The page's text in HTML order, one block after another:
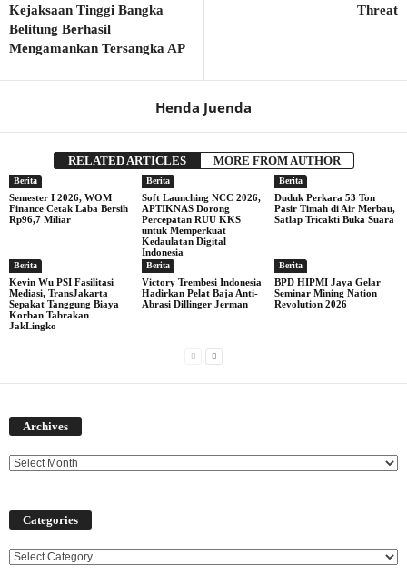
Kejaksaan Tinggi Bangka
Belitung Berhasil
Mengamankan Tersangka AP
Threat
Henda Juenda
RELATED ARTICLES MORE FROM AUTHOR
Berita
Semester I 2026, WOM
Finance Cetak Laba Bersih
Rp96,7 Miliar
Berita
Soft Launching NCC 2026,
APTIKNAS Dorong
Percepatan RUU KKS
untuk Memperkuat
Kedaulatan Digital
Indonesia
Berita
Duduk Perkara 53 Ton
Pasir Timah di Air Merbau,
Satlap Tricakti Buka Suara
Berita
Kevin Wu PSI Fasilitasi
Mediasi, TransJakarta
Sepakat Tanggung Biaya
Korban Tabrakan
JakLingko
Berita
Victory Trembesi Indonesia
Hadirkan Pelat Baja Anti-
Abrasi Dillinger Jerman
Berita
BPD HIPMI Jaya Gelar
Seminar Mining Nation
Revolution 2026
Archives
Categories
Categories